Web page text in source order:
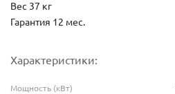
Вес 37 кг
Гарантия 12 мес.
Характеристики:
Мощность (кВт)